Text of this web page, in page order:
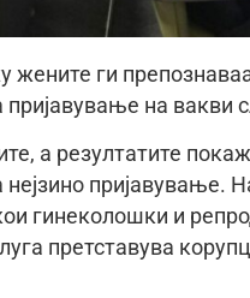
жените ги
на вакви
а резултатите
пријавување.
гинеколошки и
претставува